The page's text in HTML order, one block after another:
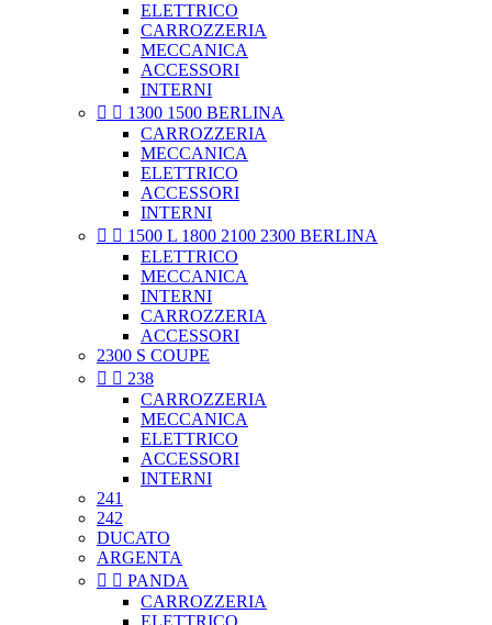
ELETTRICO
CARROZZERIA
MECCANICA
ACCESSORI
INTERNI
  1300 1500 BERLINA
CARROZZERIA
MECCANICA
ELETTRICO
ACCESSORI
INTERNI
  1500 L 1800 2100 2300 BERLINA
ELETTRICO
MECCANICA
INTERNI
CARROZZERIA
ACCESSORI
2300 S COUPE
  238
CARROZZERIA
MECCANICA
ELETTRICO
ACCESSORI
INTERNI
241
242
DUCATO
ARGENTA
  PANDA
CARROZZERIA
ELETTRICO